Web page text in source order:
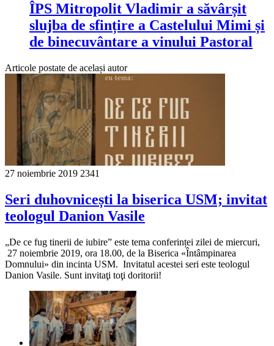
ÎPS Mitropolit Vladimir a săvârșit
slujba de sfințire a Castelului Mimi și
de binecuvântare a vinului Pastoral
Articole postate de același autor
27 noiembrie 2019 2341
Seri duhovnicești la biserica USM; invitat
teologul Danion Vasile
„De ce fug tinerii de iubire” este tema conferinței zilei de miercuri,
27 noiembrie 2019, ora 18.00, de la Biserica «Întâmpinarea
Domnului» din incinta USM. Invitatul acestei seri este teologul
Danion Vasile. Sunt invitaţi toţi doritorii!